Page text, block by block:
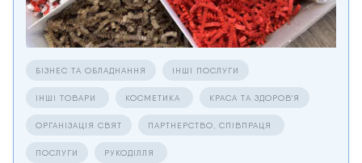
БІЗНЕС ТА ОБЛАДНАННЯ ІНШІ ПОСЛУГИ
ІНШІ ТОВАРИ КОСМЕТИКА КРАСА ТА ЗДОРОВ'Я
ОРГАНІЗАЦІЯ СВЯТ ПАРТНЕРСТВО, СПІВПРАЦЯ
ПОСЛУГИ РУКОДІЛЛЯ